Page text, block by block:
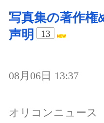
写真集の著作権
声明
13
08月06日 13:37
オリコンニュース